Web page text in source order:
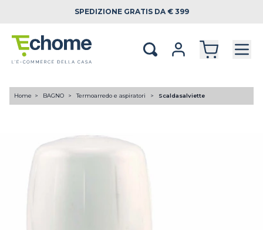
SPEDIZIONE GRATIS DA € 399
Home BAGNO Termoarredo e aspiratori Scaldasalviette